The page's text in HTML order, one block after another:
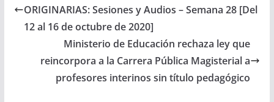
ORIGINARIAS: Sesiones y Audios – Semana 28 [Del
12 al 16 de octubre de 2020]
Ministerio de Educación rechaza ley que
reincorpora a la Carrera Pública Magisterial a
profesores interinos sin título pedagógico